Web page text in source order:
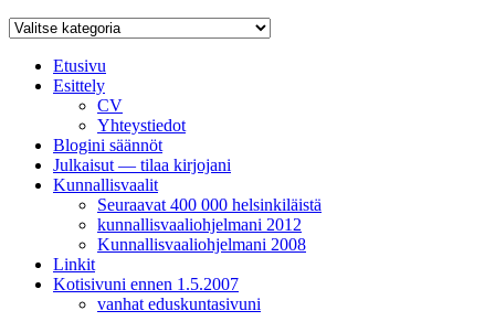
Kategoriat
Etusivu
Esittely
CV
Yhteystiedot
Blogini säännöt
Julkaisut — tilaa kirjojani
Kunnallisvaalit
Seuraavat 400 000 helsinkiläistä
kunnallisvaaliohjelmani 2012
Kunnallisvaaliohjelmani 2008
Linkit
Kotisivuni ennen 1.5.2007
vanhat eduskuntasivuni